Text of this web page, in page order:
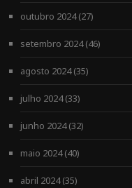
outubro 2024(27)
setembro 2024(46)
agosto 2024(35)
julho 2024(33)
junho 2024(32)
maio 2024(40)
abril 2024(35)